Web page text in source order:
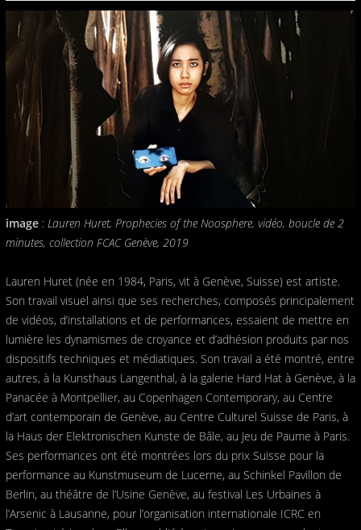
image : Lauren Huret, Prophecies of the Noosphere, vidéo, boucle de 2
minutes, collection FCAC Genève, 2019
Lauren Huret (née en 1984, Paris, vit à Genève, Suisse) est artiste.
Son travail visuel ainsi que ses recherches, composés principalement
de vidéos, d’installations et de performances, essaient de mettre en
lumière les dynamismes de croyance et d’adhésion produits par nos
dispositifs techniques et médiatiques. Son travail a été montré, entre
autres, à la Kunsthaus Langenthal, à la galerie Hard Hat à Genève, à la
Panacée à Montpellier, au Copenhagen Contemporary, au Centre
d’art contemporain de Genève, au Centre Culturel Suisse de Paris, à
la Haus der Elektronischen Kunste de Bâle, au Jeu de Paume à Paris.
Ses performances ont été montrées lors du prix Suisse pour la
performance au Kunstmuseum de Lucerne, au Schinkel Pavillon de
Berlin, au théâtre de l’Usine Genève, au festival Les Urbaines à
l’Arsenic à Lausanne, pour l’organisation internationale ICRC en